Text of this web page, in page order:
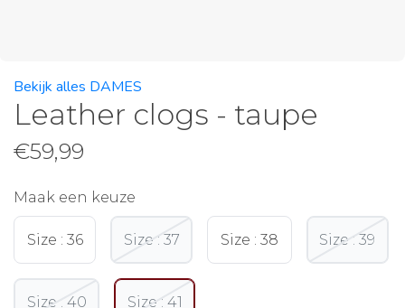
Bekijk alles DAMES
Leather clogs - taupe
€59,99
Maak een keuze
Size : 36 Size : 37 Size : 38 Size : 39
Size : 40 Size : 41